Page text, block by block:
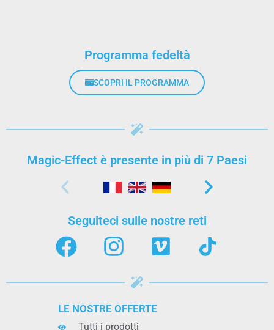
Programma fedeltà
Magic-Effect è presente in più di 7 Paesi
Seguiteci sulle nostre reti
LE NOSTRE OFFERTE
Tutti i prodotti